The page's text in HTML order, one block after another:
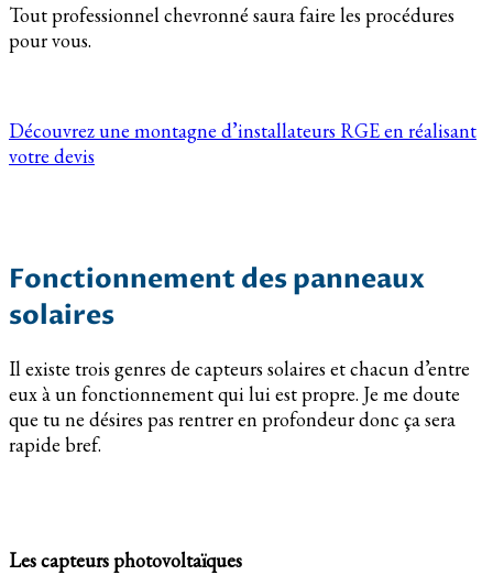
Tout professionnel chevronné saura faire les procédures
pour vous.
Découvrez une montagne d’installateurs RGE en réalisant
votre devis
Fonctionnement des panneaux
solaires
Il existe trois genres de capteurs solaires et chacun d’entre
eux à un fonctionnement qui lui est propre. Je me doute
que tu ne désires pas rentrer en profondeur donc ça sera
rapide bref.
Les capteurs photovoltaïques